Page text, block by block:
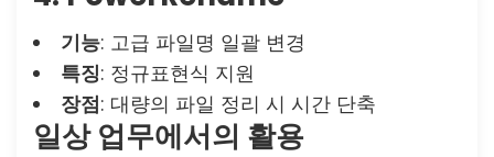
기능: 고급 파일명 일괄 변경
특징: 정규표현식 지원
장점: 대량의 파일 정리 시 시간 단축
일상 업무에서의 활용